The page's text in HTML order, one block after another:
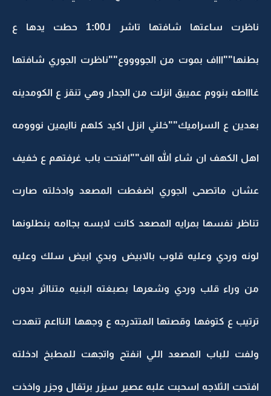
ناظرت ساعتها شافتها تاشر لـ1:00 حطت يدها ع
بطنها""اااف بموت من الجووووع""ناظرت الجوري شافتها
غاااطه بنووم عمييق انزلت من الجدار وهي تنقز ع الكومدينه
بعدين ع السراميك""خلني انزل اكيد كلهم ناايمين نووومه
اهل الكهف ان شاء الله ااف""افتحت باب غرفتهم ع خفيف
عشان ماتصحى الجوري اضغطت المصعد وادخلته صارت
تناظر نفسها بمرايه المصعد كانت لابسه بجاامه بنطلونها
لونه وردي وعليه قلوب بالابيض وبدي ابيض سلك وعليه
من وراء قلب وردي وشعرها بصبغته البنيه متنااثر بدون
ترتيب ع كتوفها وقصتها المتتدرجه ع وجهها النااعم تنهدت
ولفت للباب المصعد اللي انفتح واتجهت للمطبخ ادخلته
افتحت الثلاجه اسحبت علبه عصير سيزر برتقال وجزر واخذت